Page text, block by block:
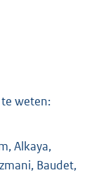
weten:
Alkaya,
Baudet,